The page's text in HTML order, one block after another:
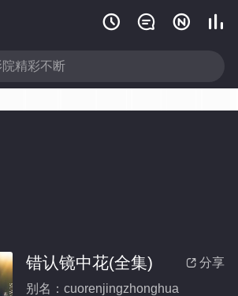
   
 分享
错认镜中花(全集)
别名：cuorenjingzhonghua